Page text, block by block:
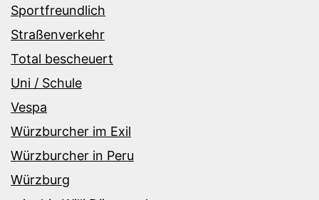
Sportfreundlich
Straßenverkehr
Total bescheuert
Uni / Schule
Vespa
Würzburcher im Exil
Würzburcher in Peru
Würzburg